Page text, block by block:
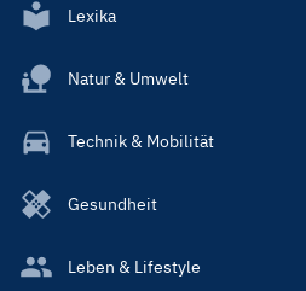
Lexika
Natur & Umwelt
Technik & Mobilität
Gesundheit
Leben & Lifestyle